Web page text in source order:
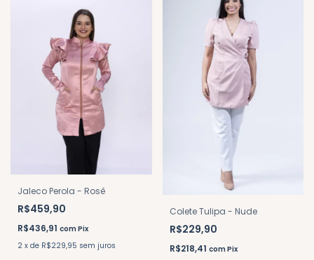
Jaleco Perola - Rosê
R$459,90
R$436,91 comPix
2 x de R$229,95 sem juros
Colete Tulipa - Nude
R$229,90
R$218,41 comPix